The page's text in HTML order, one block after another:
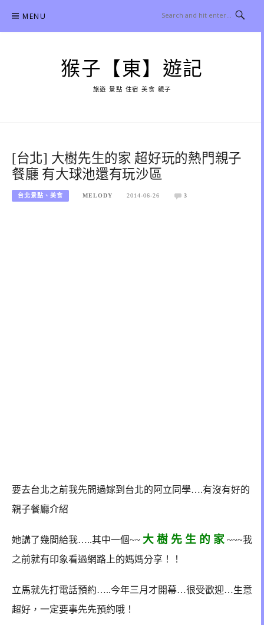
content
MENU
猴子【東】遊記
旅遊 景點 住宿 美食 親子
[台北] 大樹先生的家 超好玩的熱門親子
餐廳 有大球池還有玩沙區
台北景點、美食 MELODY 2014-06-26 3
要去台北之前我先問過嫁到台北的阿立同學….有沒有好的
親子餐廳介紹
她講了幾間給我…..其中一個~~ 大 樹 先 生 的 家 ~~~我
之前就有印象看過網路上的媽媽分享！！
立馬就先打電話預約…..今年三月才開幕…很受歡迎…生意
超好，一定要事先先預約哦！